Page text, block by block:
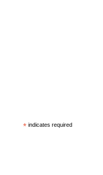
* indicates required